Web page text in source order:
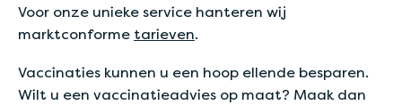
Voor onze unieke service hanteren wij
marktconforme tarieven.
Vaccinaties kunnen u een hoop ellende besparen.
Wilt u een vaccinatieadvies op maat? Maak dan